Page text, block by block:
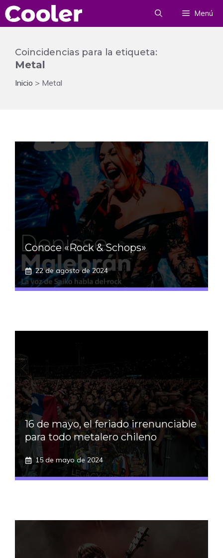
Saltar
al
Menú
Coincidencias para la etiqueta:
Metal
Inicio > Metal
Conoce «Rock & Schops»
22 de agosto de 2024
16 de mayo, el feriado irrenunciable
para todo metalero chileno
15 de mayo de 2024